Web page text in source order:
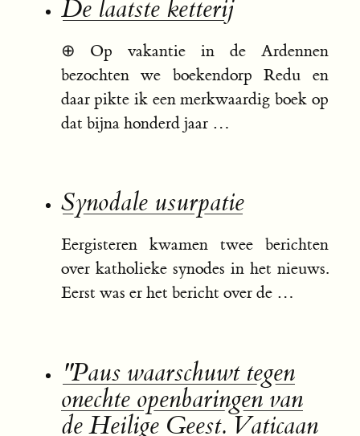
De laatste ketterij
⊕ Op vakantie in de Ardennen
bezochten we boekendorp Redu en
daar pikte ik een merkwaardig boek op
dat bijna honderd jaar …
Synodale usurpatie
Eergisteren kwamen twee berichten
over katholieke synodes in het nieuws.
Eerst was er het bericht over de …
"Paus waarschuwt tegen
onechte openbaringen van
de Heilige Geest. Vaticaan